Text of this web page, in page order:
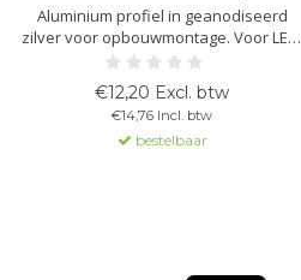
Aluminium profiel in geanodiseerd
zilver voor opbouwmontage. Voor LED-
strips tot 8 mm, maten 16x7 mm en
16x11 mm, lengte 2 m. Compatibele
afdekkingen en accessoires apart
verkrijgbaar.
€12,20 Excl. btw
€14,76 Incl. btw
bestelbaar